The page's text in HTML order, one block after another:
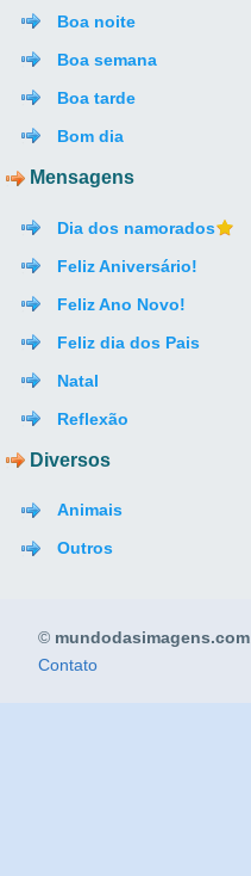
Boa noite
Boa semana
Boa tarde
Bom dia
Mensagens
Dia dos namorados
Feliz Aniversário!
Feliz Ano Novo!
Feliz dia dos Pais
Natal
Reflexão
Diversos
Animais
Outros
© mundodasimagens.com
Contato